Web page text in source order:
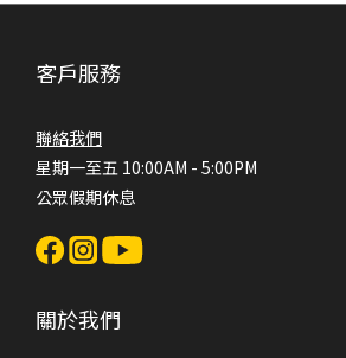
客戶服務
聯絡我們
星期一至五 10:00AM - 5:00PM
公眾假期休息
關於我們